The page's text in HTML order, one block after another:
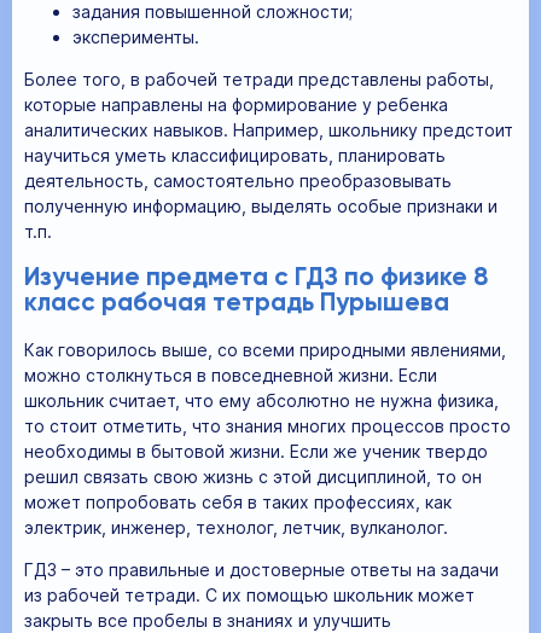
задания повышенной сложности;
эксперименты.
Более того, в рабочей тетради представлены работы,
которые направлены на формирование у ребенка
аналитических навыков. Например, школьнику предстоит
научиться уметь классифицировать, планировать
деятельность, самостоятельно преобразовывать
полученную информацию, выделять особые признаки и
т.п.
Изучение предмета с ГДЗ по физике 8
класс рабочая тетрадь Пурышева
Как говорилось выше, со всеми природными явлениями,
можно столкнуться в повседневной жизни. Если
школьник считает, что ему абсолютно не нужна физика,
то стоит отметить, что знания многих процессов просто
необходимы в бытовой жизни. Если же ученик твердо
решил связать свою жизнь с этой дисциплиной, то он
может попробовать себя в таких профессиях, как
электрик, инженер, технолог, летчик, вулканолог.
ГДЗ – это правильные и достоверные ответы на задачи
из рабочей тетради. С их помощью школьник может
закрыть все пробелы в знаниях и улучшить